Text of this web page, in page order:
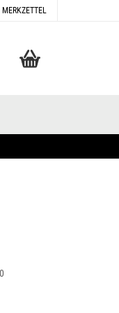
MERKZETTEL